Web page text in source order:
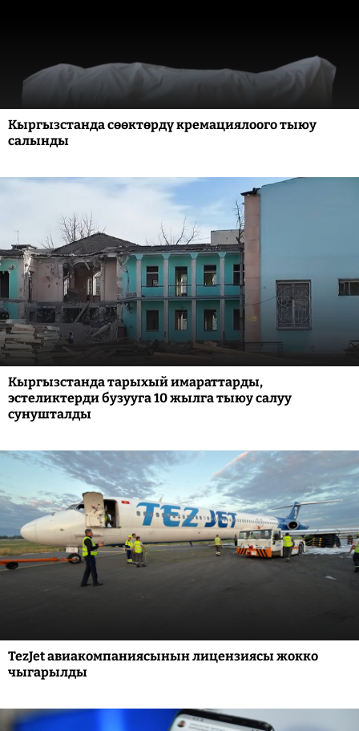
Кыргызстанда сөөктөрдү кремациялоого тыюу
салынды
Кыргызстанда тарыхый имараттарды,
эстеликтерди бузууга 10 жылга тыюу салуу
сунушталды
TezJet авиакомпаниясынын лицензиясы жокко
чыгарылды